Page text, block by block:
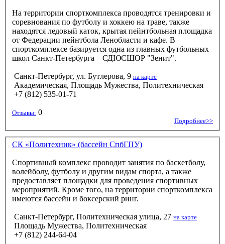
На территории спорткомплекса проводятся тренировки и
соревнования по футболу и хоккею на траве, также
находятся ледовый каток, крытая пейнтбольная площадка
от Федерации пейнтбола Ленобласти и кафе. В
спорткомплексе базируется одна из главных футбольных
школ Санкт-Петербурга – СДЮСШОР "Зенит".
Санкт-Петербург, ул. Бутлерова, 9 на карте
Академическая, Площадь Мужества, Политехническая
+7 (812) 535-01-71
Отзывы: 0
Подробнее>>
СК «Политехник» (бассейн СпбГПУ)
Спортивный комплекс проводит занятия по баскетболу,
волейболу, футболу и другим видам спорта, а также
предоставляет площадки для проведения спортивных
мероприятий. Кроме того, на территории спорткомплекса
имеются бассейн и боксерский ринг.
Санкт-Петербург, Политехническая улица, 27 на карте
Площадь Мужества, Политехническая
+7 (812) 244-64-04